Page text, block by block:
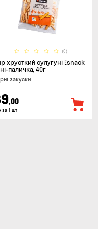
(0)
хрусткий сулугунi Esnack
паличка, 40г
закуски
,00
за 1 шт